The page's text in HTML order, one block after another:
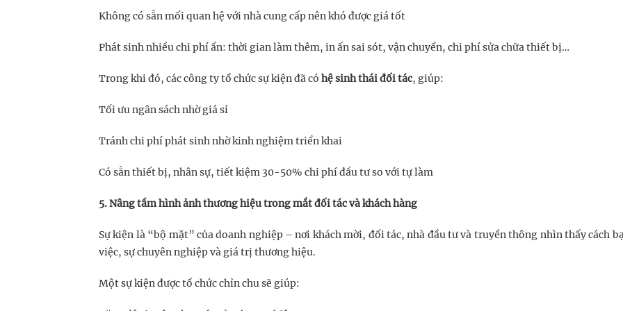
Không có sẵn mối quan hệ với nhà cung cấp nên khó được giá tốt
Phát sinh nhiều chi phí ẩn: thời gian làm thêm, in ấn sai sót, vận chuyển, chi phí sửa chữa thiết bị…
Trong khi đó, các công ty tổ chức sự kiện đã có hệ sinh thái đối tác, giúp:
Tối ưu ngân sách nhờ giá sỉ
Tránh chi phí phát sinh nhờ kinh nghiệm triển khai
Có sẵn thiết bị, nhân sự, tiết kiệm 30-50% chi phí đầu tư so với tự làm
5. Nâng tầm hình ảnh thương hiệu trong mắt đối tác và khách hàng
Sự kiện là “bộ mặt” của doanh nghiệp – nơi khách mời, đối tác, nhà đầu tư và truyền thông nhìn thấy cách
việc, sự chuyên nghiệp và giá trị thương hiệu.
Một sự kiện được tổ chức chỉn chu sẽ giúp: